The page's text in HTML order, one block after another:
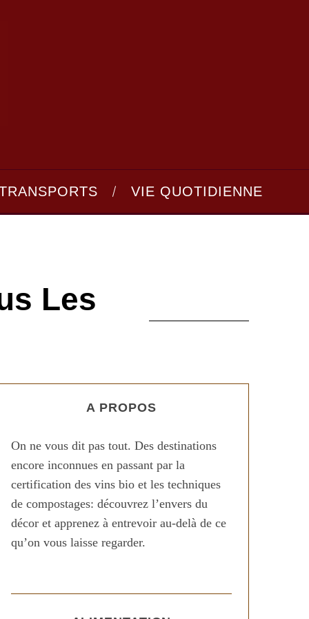
VIE QUOTIDIENNE
Les
A PROPOS
On ne vous dit pas tout. Des destinations
encore inconnues en passant par la
certification des vins bio et les techniques
de compostages: découvrez l’envers du
décor et apprenez à entrevoir au-delà de ce
qu’on vous laisse regarder.